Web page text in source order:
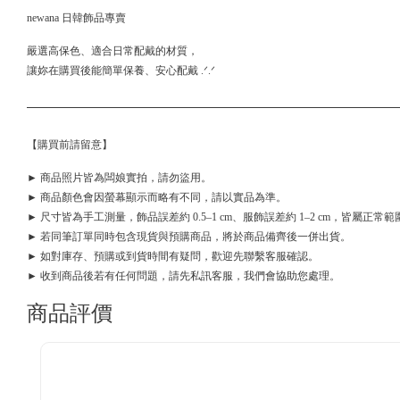
newana 日韓飾品專賣
嚴選高保色、適合日常配戴的材質，
讓妳在購買後能簡單保養、安心配戴 .ᐟ.ᐟ
【購買前請留意】
► 商品照片皆為闆娘實拍，請勿盜用。
► 商品顏色會因螢幕顯示而略有不同，請以實品為準。
► 尺寸皆為手工測量，飾品誤差約 0.5–1 cm、服飾誤差約 1–2 cm，皆屬正常範
► 若同筆訂單同時包含現貨與預購商品，將於商品備齊後一併出貨。
► 如對庫存、預購或到貨時間有疑問，歡迎先聯繫客服確認。
► 收到商品後若有任何問題，請先私訊客服，我們會協助您處理。
商品評價